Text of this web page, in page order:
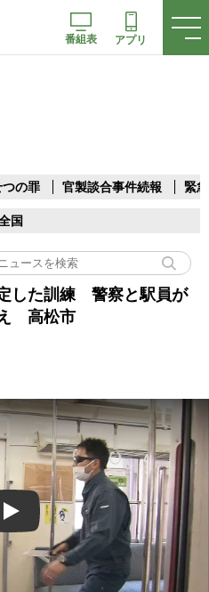
番組表 アプリ
の罪 官製談合事件続報 緊
国
した訓練 警察と駅員が
高松市
Play